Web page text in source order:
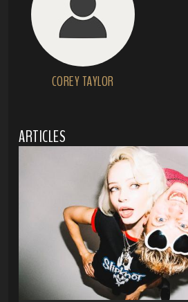
COREY TAYLOR
ARTICLES